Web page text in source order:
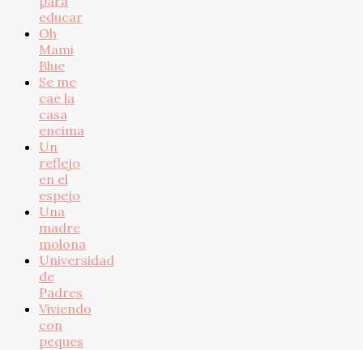
educar
Oh
Mami
Blue
Se me
cae la
casa
encima
Un
reflejo
en el
espejo
Una
madre
molona
Universidad
de
Padres
Viviendo
con
peques